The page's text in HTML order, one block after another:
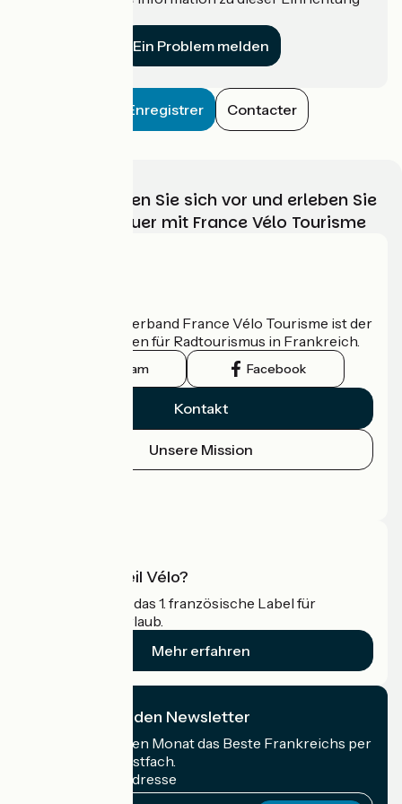
Ein Problem melden
Enregistrer Contacter
Wählen, bereiten Sie sich vor und erleben Sie
Ihr Radabenteuer mit France Vélo Tourisme
Der nationale Verband France Vélo Tourisme ist der
offizielle Leitfaden für Radtourismus in Frankreich.
Instagram Facebook
Kontakt
Unsere Mission
Was ist Accueil Vélo?
Accueil Vélo ist das 1. französische Label für
Radfahrer im Urlaub.
Mehr erfahren
Ich abonniere den Newsletter
Erhalten Sie jeden Monat das Beste Frankreichs per
Rad in Ihrem Postfach.
Meine E-Mail-Adresse